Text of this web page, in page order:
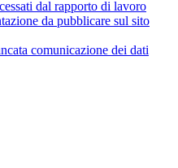
dal rapporto di lavoro
da pubblicare sul sito
comunicazione dei dati